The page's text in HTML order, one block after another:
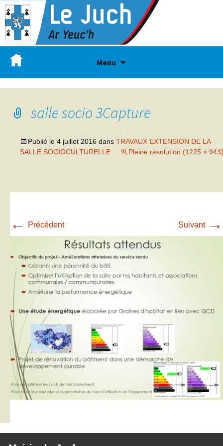
Menu
salle socio 3Capture
Publié le 4 juillet 2016 dans TRAVAUX EXTENSION DE LA
SALLE SOCIOCULTURELLE
Pleine résolution (1225 × 943)
← Précédent Suivant →